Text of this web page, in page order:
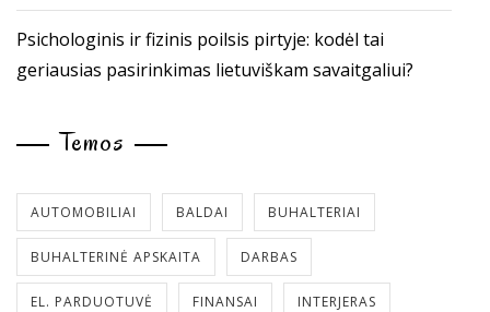
Psichologinis ir fizinis poilsis pirtyje: kodėl tai
geriausias pasirinkimas lietuviškam savaitgaliui?
Temos
AUTOMOBILIAI BALDAI BUHALTERIAI
BUHALTERINĖ APSKAITA DARBAS
EL. PARDUOTUVĖ FINANSAI INTERJERAS